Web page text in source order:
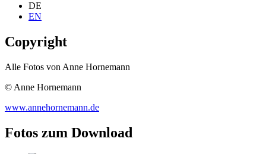
DE
EN
Copyright
Alle Fotos von Anne Hornemann
© Anne Hornemann
www.annehornemann.de
Fotos zum Download